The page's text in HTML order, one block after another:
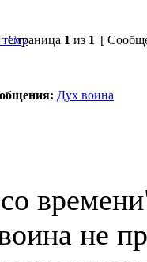
Страница 1 из 1 [
Дух воина
не